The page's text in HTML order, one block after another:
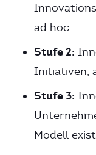
ad hoc.
Stufe 2:
Initiativen,
Stufe 3:
Modell